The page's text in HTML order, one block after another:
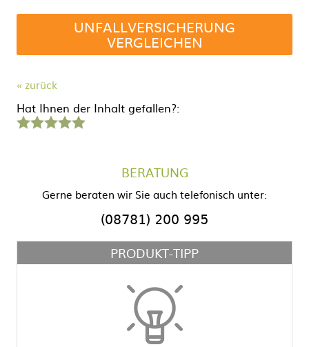
UNFALLVERSICHERUNG
VERGLEICHEN
« zurück
Hat Ihnen der Inhalt gefallen?:
Stern Sterne Sterne Sterne Sterne
BERATUNG
Gerne beraten wir Sie auch telefonisch unter:
(08781) 200 995
PRODUKT-TIPP